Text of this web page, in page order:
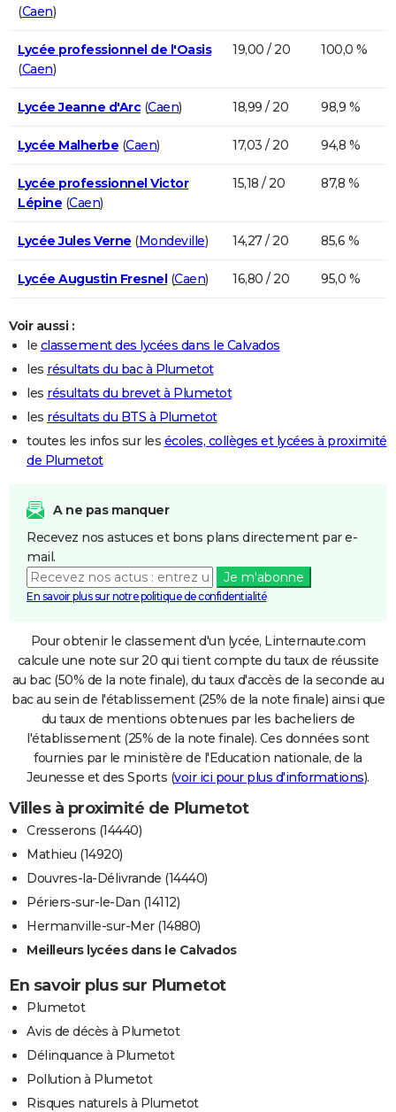
(Caen)
Lycée professionnel de l'Oasis
(Caen)
19,00 / 20 100,0 %
Lycée Jeanne d'Arc(Caen) 18,99 / 20 98,9 %
Lycée Malherbe (Caen) 17,03 / 20 94,8 %
Lycée professionnel Victor
Lépine (Caen)
15,18 / 20 87,8 %
Lycée Jules Verne (Mondeville) 14,27 / 20 85,6 %
Lycée Augustin Fresnel(Caen) 16,80 / 20 95,0 %
Voir aussi :
le classement des lycées dans le Calvados
les résultats du bac à Plumetot
les résultats du brevet à Plumetot
les résultats du BTS à Plumetot
toutes les infos sur les écoles, collèges et lycées à proximité
de Plumetot
A ne pas manquer
Recevez nos astuces et bons plans directement par e-
mail.
Je m'abonne
En savoir plus sur notre politique de confidentialité
Pour obtenir le classement d'un lycée, Linternaute.com
calcule une note sur 20 qui tient compte du taux de réussite
au bac (50% de la note finale), du taux d'accès de la seconde au
bac au sein de l'établissement (25% de la note finale) ainsi que
du taux de mentions obtenues par les bacheliers de
l'établissement (25% de la note finale). Ces données sont
fournies par le ministère de l'Education nationale, de la
Jeunesse et des Sports (voir ici pour plus d'informations).
Villes à proximité de Plumetot
Cresserons (14440)
Mathieu (14920)
Douvres-la-Délivrande (14440)
Périers-sur-le-Dan (14112)
Hermanville-sur-Mer (14880)
Meilleurs lycées dans le Calvados
En savoir plus sur Plumetot
Plumetot
Avis de décès à Plumetot
Délinquance à Plumetot
Pollution à Plumetot
Risques naturels à Plumetot